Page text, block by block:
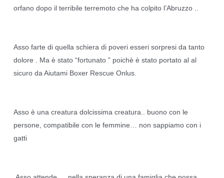
orfano dopo il terribile terremoto che ha colpito l’Abruzzo ..
Asso farte di quella schiera di poveri esseri sorpresi da tanto
dolore . Ma è stato “fortunato ” poichè è stato portato al al
sicuro da Aiutami Boxer Rescue Onlus.
Asso è una creatura dolcissima creatura.. buono con le
persone, compatibile con le femmine… non sappiamo con i
gatti